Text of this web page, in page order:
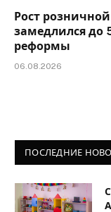
Рост
замедлился до
реформы
06.08.2026
ПОСЛЕДНИЕ